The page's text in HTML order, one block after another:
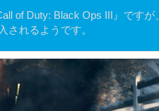
of Duty: Black Ops III』です
されるようです。